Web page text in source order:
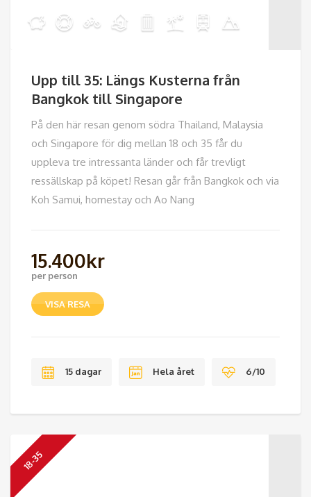
Upp till 35: Längs Kusterna från
Bangkok till Singapore
På den här resan genom södra Thailand, Malaysia
och Singapore för dig mellan 18 och 35 får du
uppleva tre intressanta länder och får trevligt
ressällskap på köpet! Resan går från Bangkok och via
Koh Samui, homestay och Ao Nang
15.400kr
per person
VISA RESA
15 dagar Hela året 6/10
18-35